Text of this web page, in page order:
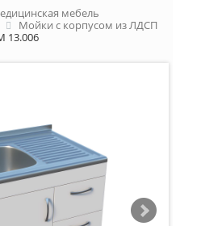
мебель
Мойки с корпусом из ЛДСП
13.006